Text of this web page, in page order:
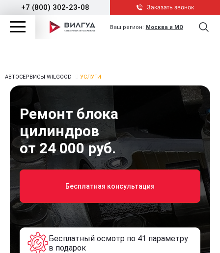
+7 (800) 302-23-08 Заказать звонок
Ваш регион: Москва и МО
АВТОСЕРВИСЫ WILGOOD УСЛУГИ
Ремонт блока
цилиндров
от 24 000 руб.
Бесплатная консультация
Бесплатный осмотр по 41 параметру
в подарок